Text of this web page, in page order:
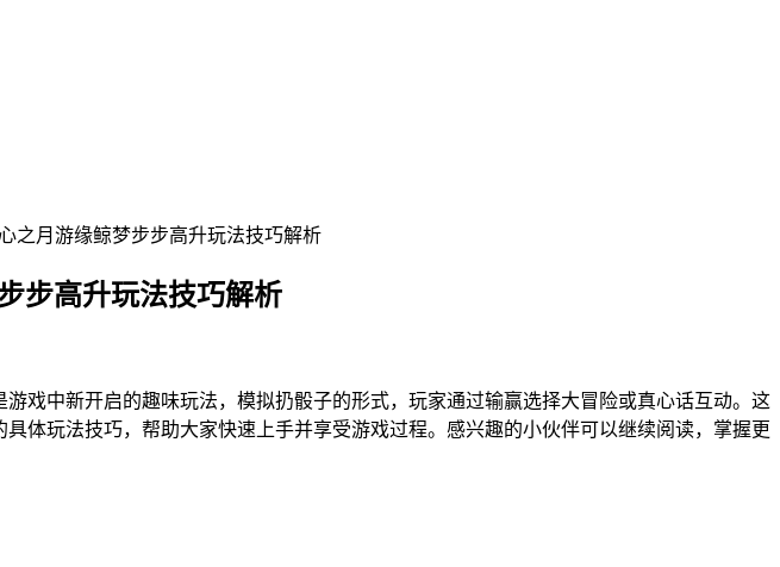
之月游缘鲸梦步步高升玩法技巧解析
步高升玩法技巧解析
游戏中新开启的趣味玩法，模拟扔骰子的形式，玩家通过输赢选择大冒险或真心话互动。这
体玩法技巧，帮助大家快速上手并享受游戏过程。感兴趣的小伙伴可以继续阅读，掌握更